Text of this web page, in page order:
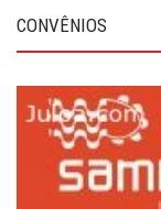
CONVÊNIOS